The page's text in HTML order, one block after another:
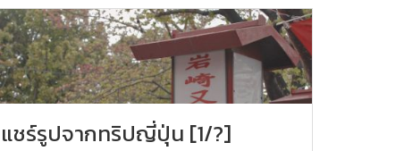
แชร์รูปจากทริปญี่ปุ่น [1/?]